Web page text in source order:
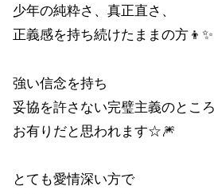
少年の純粋さ、真正直さ、
正義感を持ち続けたままの方👦✨
強い信念を持ち
妥協を許さない完璧主義のとこ
お有りだと思われます☆🎆
とても愛情深い方で